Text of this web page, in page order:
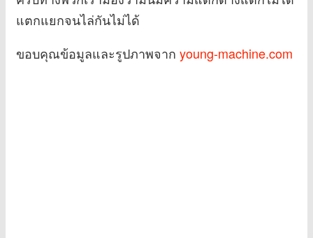
แตกแยกจนไล่กันไม่ได้
ขอบคุณข้อมูลและรูปภาพจาก young-machine.com